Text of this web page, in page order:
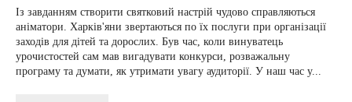
Із завданням створити святковий настрій чудово справляються
аніматори. Харків'яни звертаються по їх послуги при організації
заходів для дітей та дорослих. Був час, коли винуватець
урочистостей сам мав вигадувати конкурси, розважальну
програму та думати, як утримати увагу аудиторії. У наш час у...